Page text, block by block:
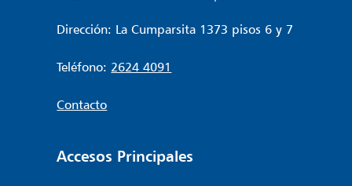
Dirección: La Cumparsita 1373 pisos 6 y 7
Teléfono: 2624 4091
Contacto
Accesos Principales